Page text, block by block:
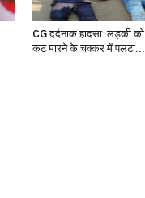
CG दर्दनाक हादसा: लड़की को
कट मारने के चक्कर में पलटा...